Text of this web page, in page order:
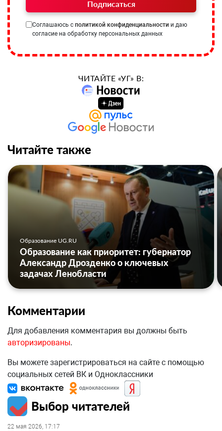
Подписаться
Соглашаюсь с политикой конфиденциальности и даю
согласие на обработку персональных данных
ЧИТАЙТЕ «УГ» В:
Читайте также
Образование UG.RU
Образование как приоритет: губернатор
Александр Дрозденко о ключевых
задачах Ленобласти
Комментарии
Для добавления комментария вы должны быть
авторизированы.
Вы можете зарегистрироваться на сайте с помощью
социальных сетей ВК и Одноклассники
Выбор читателей
22 мая 2026, 17:17